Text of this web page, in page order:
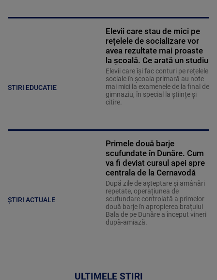
STIRI EDUCATIE
Elevii care stau de mici pe
rețelele de socializare vor
avea rezultate mai proaste
la școală. Ce arată un studiu
Elevii care îşi fac conturi pe rețelele
sociale în școala primară au note
mai mici la examenele de la final de
gimnaziu, în special la științe și
citire.
ȘTIRI ACTUALE
Primele două barje
scufundate în Dunăre. Cum
va fi deviat cursul apei spre
centrala de la Cernavodă
După zile de așteptare și amânări
repetate, operațiunea de
scufundare controlată a primelor
două barje în apropierea brațului
Bala de pe Dunăre a început vineri
după-amiază.
ULTIMELE ȘTIRI